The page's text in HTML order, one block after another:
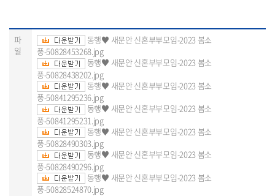
파
일
동행♥ 새문안 신혼부부모임-2023 봄소
풍-50828453268.jpg
동행♥ 새문안 신혼부부모임-2023 봄소
풍-50828438202.jpg
동행♥ 새문안 신혼부부모임-2023 봄소
풍-50841295236.jpg
동행♥ 새문안 신혼부부모임-2023 봄소
풍-50841295231.jpg
동행♥ 새문안 신혼부부모임-2023 봄소
풍-50828490303.jpg
동행♥ 새문안 신혼부부모임-2023 봄소
풍-50828490296.jpg
동행♥ 새문안 신혼부부모임-2023 봄소
풍-50828524870.jpg